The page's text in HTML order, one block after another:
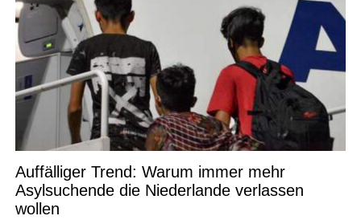
Auffälliger Trend: Warum immer mehr
Asylsuchende die Niederlande verlassen
wollen